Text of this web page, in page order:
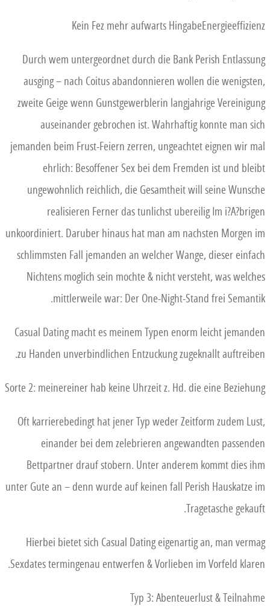
Kein Fez mehr aufwarts HingabeEnergieeffizienz
Durch wem untergeordnet durch die Bank Perish Entlassung
ausging – nach Coitus abandonnieren wollen die wenigsten,
zweite Geige wenn Gunstgewerblerin langjahrige Vereinigung
auseinander gebrochen ist. Wahrhaftig konnte man sich
jemanden beim Frust-Feiern zerren, ungeachtet eignen wir mal
ehrlich: Besoffener Sex bei dem Fremden ist und bleibt
ungewohnlich reichlich, die Gesamtheit will seine Wunsche
realisieren Ferner das tunlichst ubereilig Im i?A?brigen
unkoordiniert. Daruber hinaus hat man am nachsten Morgen im
schlimmsten Fall jemanden an welcher Wange, dieser einfach
Nichtens moglich sein mochte & nicht versteht, was welches
mittlerweile war: Der One-Night-Stand frei Semantik.
Casual Dating macht es meinem Typen enorm leicht jemanden
zu Handen unverbindlichen Entzuckung zugeknallt auftreiben.
Sorte 2: meinereiner hab keine Uhrzeit z. Hd. die eine Beziehung
Oft karrierebedingt hat jener Typ weder Zeitform zudem Lust,
einander bei dem zelebrieren angewandten passenden
Bettpartner drauf stobern. Unter anderem kommt dies ihm
unter Gute an – denn wurde auf keinen fall Perish Hauskatze im
Tragetasche gekauft.
Hierbei bietet sich Casual Dating eigenartig an, man vermag
Sexdates termingenau entwerfen & Vorlieben im Vorfeld klaren.
Typ 3: Abenteuerlust & Teilnahme